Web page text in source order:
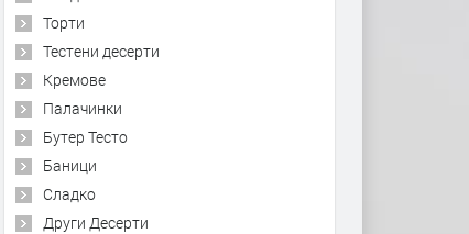
Торти
Тестени десерти
Кремове
Палачинки
Бутер Тесто
Баници
Сладко
Други Десерти